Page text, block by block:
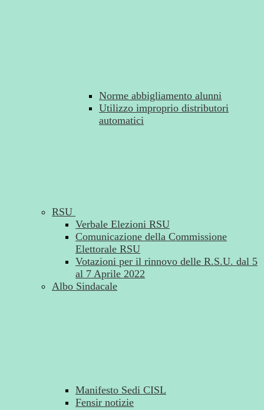
Norme abbigliamento alunni
Utilizzo improprio distributori
automatici
RSU
Verbale Elezioni RSU
Comunicazione della Commissione
Elettorale RSU
Votazioni per il rinnovo delle R.S.U. dal 5
al 7 Aprile 2022
Albo Sindacale
Manifesto Sedi CISL
Fensir notizie